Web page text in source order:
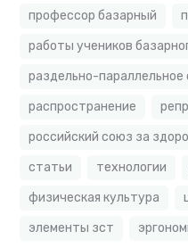
профессор базарный
работы учеников
раздельно-параллельное
распространение
российский союз за
статьи
технологии
физическая культура
элементы зст